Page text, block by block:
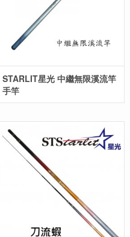
STARLIT星光 中繼無限溪流竿
手竿